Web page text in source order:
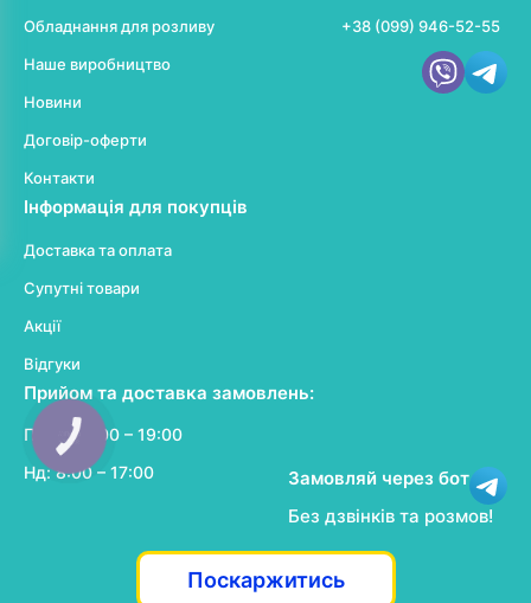
Обладнання для розливу
Наше виробництво
Новини
Договір-оферти
Контакти
Інформація для покупців
Доставка та оплата
Супутні товари
Акції
Відгуки
Прийом та доставка замовлень:
Пн-Сб: 8:00 – 19:00
Нд: 8:00 – 17:00
Замовляй через бот
Без дзвінків та розмов!
+38 (099) 946-52-55
Поскаржитись
КНОПКА
ЗВ'ЯЗКУ